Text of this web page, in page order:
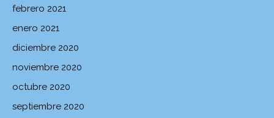
febrero 2021
enero 2021
diciembre 2020
noviembre 2020
octubre 2020
septiembre 2020